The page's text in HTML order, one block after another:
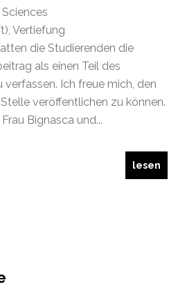
Vertiefung
die Studierenden die
als einen Teil des
Ich freue mich, den
veröffentlichen zu können.
Bignasca und...
lesen